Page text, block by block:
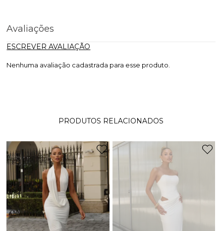
Avaliações
ESCREVER AVALIAÇÃO
Nenhuma avaliação cadastrada para esse produto.
PRODUTOS RELACIONADOS